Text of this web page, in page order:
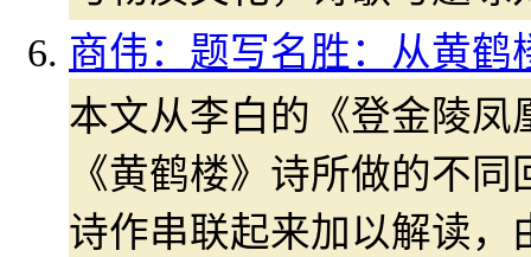
商伟：题写名胜：从黄鹤
本文从李白的《登金陵
《黄鹤楼》诗所做的不
诗作串联起来加以解读